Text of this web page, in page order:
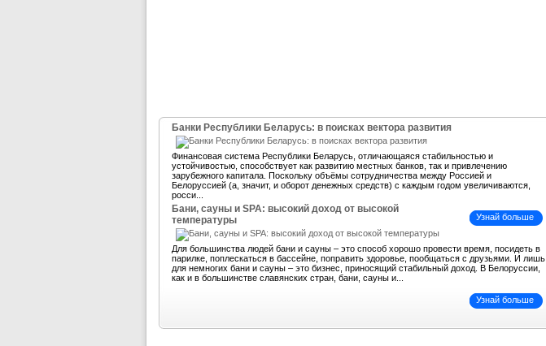
Банки Республики Беларусь: в поисках вектора развития
Финансовая система Республики Беларусь, отличающаяся стабильностью и
устойчивостью, способствует как развитию местных банков, так и привлечению
зарубежного капитала. Поскольку объёмы сотрудничества между Россией и
Белоруссией (а, значит, и оборот денежных средств) с каждым годом увеличиваются,
росси...
Узнай больше
Бани, сауны и SPA: высокий доход от высокой
температуры
Для большинства людей бани и сауны – это способ хорошо провести время, посидеть в
парилке, поплескаться в бассейне, поправить здоровье, пообщаться с друзьями. И лишь
для немногих бани и сауны – это бизнес, приносящий стабильный доход. В Белоруссии,
как и в большинстве славянских стран, бани, сауны и...
Узнай больше